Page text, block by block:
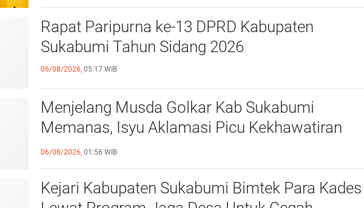
Rapat Paripurna ke-13 DPRD Kabupaten
Sukabumi Tahun Sidang 2026
06/08/2026, 05:17 WIB
Menjelang Musda Golkar Kab Sukabumi
Memanas, Isyu Aklamasi Picu Kekhawatiran
Melemahnya Demokrasi Internal
06/08/2026, 01:56 WIB
Kejari Kabupaten Sukabumi Bimtek Para Kades